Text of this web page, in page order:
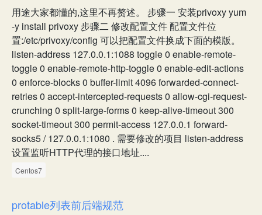
用途大家都懂的,这里不再赘述。 步骤一 安装privoxy yum
-y install privoxy 步骤二 修改配置文件 配置文件位
置:/etc/privoxy/config 可以把配置文件换成下面的模版。
listen-address 127.0.0.1:1088 toggle 0 enable-remote-
toggle 0 enable-remote-http-toggle 0 enable-edit-actions
0 enforce-blocks 0 buffer-limit 4096 forwarded-connect-
retries 0 accept-intercepted-requests 0 allow-cgi-request-
crunching 0 split-large-forms 0 keep-alive-timeout 300
socket-timeout 300 permit-access 127.0.0.1 forward-
socks5 / 127.0.0.1:1080 . 需要修改的项目 listen-address
设置监听HTTP代理的接口地址....
Centos7
protable列表前后端规范